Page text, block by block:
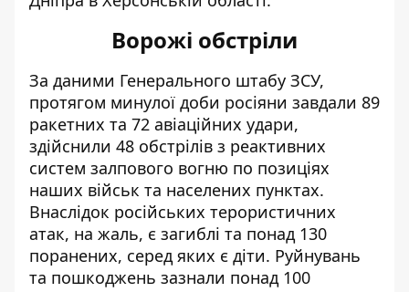
Ворожі обстріли
За даними Генерального штабу ЗСУ,
протягом минулої доби росіяни завдали 89
ракетних та 72 авіаційних удари,
здійснили 48 обстрілів з реактивних
систем залпового вогню по позиціях
наших військ та населених пунктах.
Внаслідок російських терористичних
атак, на жаль, є загиблі та понад 130
поранених, серед яких є діти. Руйнувань
та пошкоджень зазнали понад 100